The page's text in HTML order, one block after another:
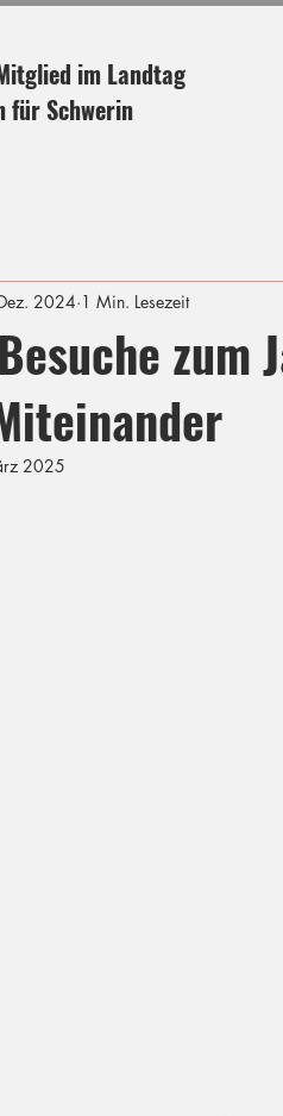
im Landtag
Schwerin
zum
2024 1 Min. Lesezeit
2025